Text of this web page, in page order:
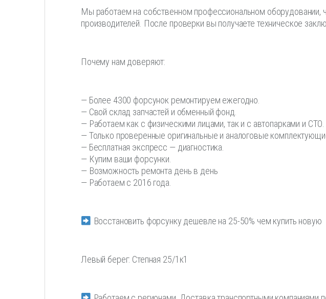
Мы работаем на собственном профессиональном оборудовании,
производителей. После проверки вы получаете техническое
Почему нам доверяют:
— Более 4300 форсунок ремонтируем ежегодно.
— Свой склад запчастей и обменный фонд.
— Работаем как с физическими лицами, так и с автопарками и СТО.
— Только проверенные оригинальные и аналоговые
— Бесплатная экспресс — диагностика.
— Купим ваши форсунки.
— Возможность ремонта день в день
— Работаем с 2016 года.
Восстановить форсунку дешевле на 25-50% чем купить новую
Левый берег: Степная 25/1к1